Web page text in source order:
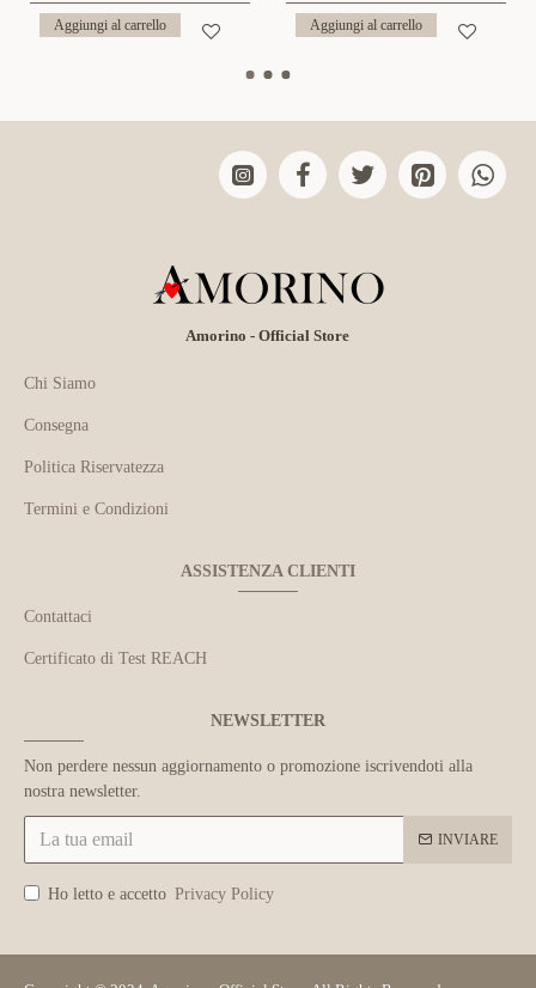
Aggiungi al carrello Aggiungi al carrello
Amorino - Official Store
Chi Siamo
Consegna
Politica Riservatezza
Termini e Condizioni
ASSISTENZA CLIENTI
Contattaci
Certificato di Test REACH
NEWSLETTER
Non perdere nessun aggiornamento o promozione iscrivendoti alla
nostra newsletter.
INVIARE
Ho letto e accetto Privacy Policy